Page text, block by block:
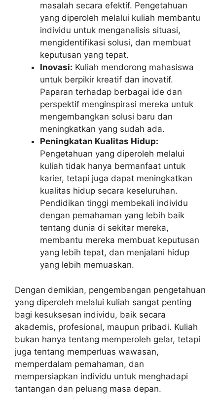
masalah secara efektif. Pengetahuan
yang diperoleh melalui kuliah membantu
individu untuk menganalisis situasi,
mengidentifikasi solusi, dan membuat
keputusan yang tepat.
Inovasi: Kuliah mendorong mahasiswa
untuk berpikir kreatif dan inovatif.
Paparan terhadap berbagai ide dan
perspektif menginspirasi mereka untuk
mengembangkan solusi baru dan
meningkatkan yang sudah ada.
Peningkatan Kualitas Hidup:
Pengetahuan yang diperoleh melalui
kuliah tidak hanya bermanfaat untuk
karier, tetapi juga dapat meningkatkan
kualitas hidup secara keseluruhan.
Pendidikan tinggi membekali individu
dengan pemahaman yang lebih baik
tentang dunia di sekitar mereka,
membantu mereka membuat keputusan
yang lebih tepat, dan menjalani hidup
yang lebih memuaskan.
Dengan demikian, pengembangan pengetahuan
yang diperoleh melalui kuliah sangat penting
bagi kesuksesan individu, baik secara
akademis, profesional, maupun pribadi. Kuliah
bukan hanya tentang memperoleh gelar, tetapi
juga tentang memperluas wawasan,
memperdalam pemahaman, dan
mempersiapkan individu untuk menghadapi
tantangan dan peluang masa depan.